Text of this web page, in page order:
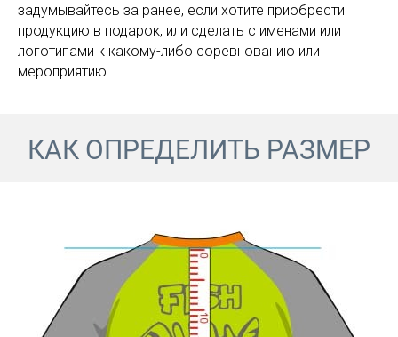
задумывайтесь за ранее, если хотите приобрести
продукцию в подарок, или сделать с именами или
логотипами к какому-либо соревнованию или
мероприятию.
КАК ОПРЕДЕЛИТЬ РАЗМЕР